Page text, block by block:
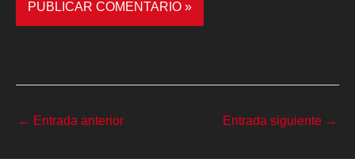
← Entrada anterior Entrada siguiente →